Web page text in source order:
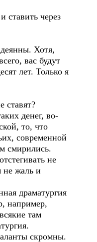
ставить через
Хотя,
вас будут
лет. Только я
ставят?
денег, во-
то, что
современной
смирились.
не
не жаль и
драматургия
например,
там
скромны.